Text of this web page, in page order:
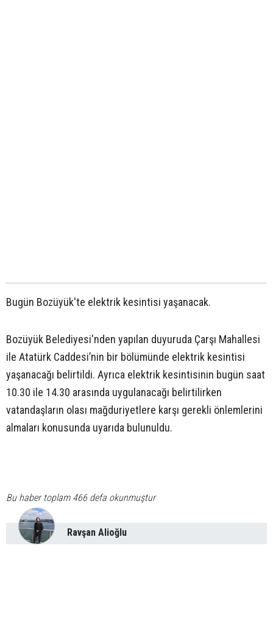
Bugün Bozüyük'te elektrik kesintisi yaşanacak.
Bozüyük Belediyesi'nden yapılan duyuruda Çarşı Mahallesi
ile Atatürk Caddesi’nin bir bölümünde elektrik kesintisi
yaşanacağı belirtildi. Ayrıca elektrik kesintisinin bugün saat
10.30 ile 14.30 arasında uygulanacağı belirtilirken
vatandaşların olası mağduriyetlere karşı gerekli önlemlerini
almaları konusunda uyarıda bulunuldu.
Bu haber toplam 466 defa okunmuştur
Ravşan Alioğlu